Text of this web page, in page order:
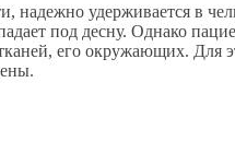
надежно удерживается в
под десну. Однако
его окружающих. Для